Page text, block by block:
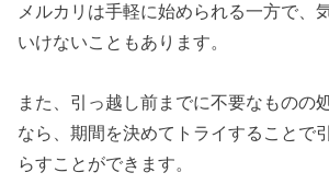
メルカリは手軽に始められる一方で、
いけないこともあります。
また、引っ越し前までに不要なものの
なら、期間を決めてトライすることで
らすことができます。